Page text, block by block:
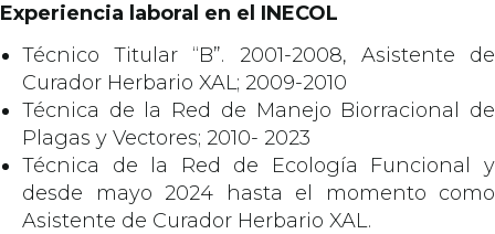
Experiencia laboral en el INECOL
Técnico Titular “B”. 2001-2008, Asistente de
Curador Herbario XAL; 2009-2010
Técnica de la Red de Manejo Biorracional de
Plagas y Vectores; 2010- 2023
Técnica de la Red de Ecología Funcional y
desde mayo 2024 hasta el momento como
Asistente de Curador Herbario XAL.